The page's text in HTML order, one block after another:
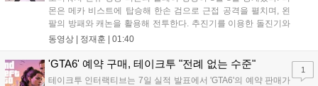
몬은 메카 비스트에 탑승해 한손 검으로 근접 공격을 펼치며, 왼
팔의 방패와 캐논을 활용해 전투한다. 추진기를 이용한 돌진기와
참격 형태의 궁극기를 보유했고, 메카 파괴 시 맨몸으로 기관총을
산의 영웅들 업데이트를 통해 정식 출시될 예정이다....
동영상 | 정재훈 | 01:40
'GTA6' 예약 구매, 테이크투 "전례 없는 수준"
테이크투 인터랙티브는 7일 실적 발표에서 'GTA6'의 예약 판매가
1